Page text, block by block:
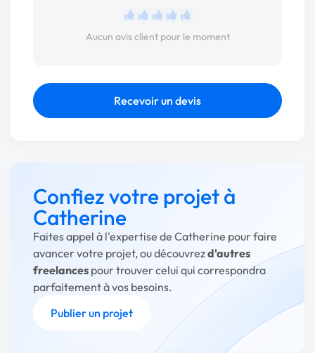
Aucun avis client pour le moment
Recevoir un devis
Confiez votre projet à
Catherine
Faites appel à l'expertise de Catherine pour faire
avancer votre projet, ou découvrezd'autres
freelances pour trouver celui qui correspondra
parfaitement à vos besoins.
Publier un projet